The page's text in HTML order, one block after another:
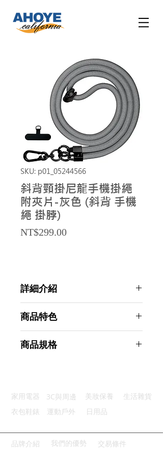
SKU: p01_05244566
斜背頸掛尼龍手機掛繩
附夾片-灰色 (斜背 手機
繩 掛脖)
NT$299.00Price
詳細介紹
商品特色
堅固耐用：加粗金屬配件抗鏽性強
商品規格
主要材質：聚酯纖維
商品尺寸：68*3*1cm
產地名稱：中國大陸
代理商：亞桓有限公司
家用電器 3C與周邊 美妝保養
生活雜貨
衣包鞋錶
運動戶外 日用品
品牌介紹 我們的優勢 交易條件